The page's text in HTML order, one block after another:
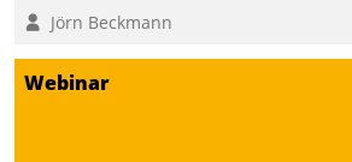
Jörn Beckmann
Webinar